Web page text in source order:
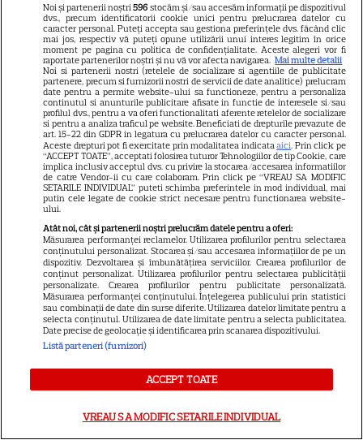
sunt până acum
SERIALE
Noi și partenerii noștri596 stocăm și/sau accesăm informații pe dispozitivul
dvs., precum identificatorii cookie unici pentru prelucrarea datelor cu
caracter personal. Puteți accepta sau gestiona preferințele dvs. făcând clic
mai jos, respectiv vă puteți opune utilizării unui interes legitim în orice
moment pe pagina cu politica de confidențialitate. Aceste alegeri vor fi
raportate partenerilor noștri și nu vă vor afecta navigarea. Mai multe detalii
Noi si partenerii nostri (retelele de socializare si agentiile de publicitate
partenere, precum si furnizorii nostri de servicii de date analitice) prelucram
date pentru a permite website-ului sa functioneze, pentru a personaliza
continutul si anunturile publicitare afisate in functie de interesele si/sau
profilul dvs., pentru a va oferi functionalitati aferente retelelor de socializare
si pentru a analiza traficul pe website. Beneficiati de drepturile prevazute de
art. 15-22 din GDPR in legatura cu prelucrarea datelor cu caracter personal.
Aceste drepturi pot fi exercitate prin modalitatea indicataaici. Prin click pe
“ACCEPT TOATE”, acceptati folosirea tuturor Tehnologiilor de tip Cookie, care
implica inclusiv acceptul dvs. cu privire la stocarea/accesarea informatiilor
de catre Vendor-ii cu care colaboram. Prin click pe “VREAU SA MODIFIC
SETARILE INDIVIDUAL” puteti schimba preferintele in mod individual, mai
putin cele legate de cookie strict necesare pentru functionarea website-
ului.
Atât noi, cât și partenerii noștri prelucrăm datele pentru a oferi:
Măsurarea performanței reclamelor. Utilizarea profilurilor pentru selectarea
conținutului personalizat. Stocarea și/sau accesarea informațiilor de pe un
dispozitiv. Dezvoltarea și îmbunătățirea serviciilor. Crearea profilurilor de
conținut personalizat. Utilizarea profilurilor pentru selectarea publicității
personalizate. Crearea profilurilor pentru publicitate personalizată.
Măsurarea performanței conținutului. Înțelegerea publicului prin statistici
sau combinații de date din surse diferite. Utilizarea datelor limitate pentru a
selecta conținutul. Utilizarea de date limitate pentru a selecta publicitatea.
Date precise de geolocație și identificarea prin scanarea dispozitivului.
Listă parteneri (furnizori)
ACCEPT TOATE
VREAU SA MODIFIC SETARILE INDIVIDUAL